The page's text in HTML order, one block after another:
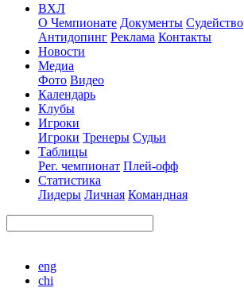
ВХЛ
О Чемпионате Документы Судейство
Антидопинг Реклама Контакты
Новости
Медиа
Фото Видео
Календарь
Клубы
Игроки
Игроки Тренеры Судьи
Таблицы
Рег. чемпионат Плей-офф
Статистика
Лидеры Личная Командная
eng
chi